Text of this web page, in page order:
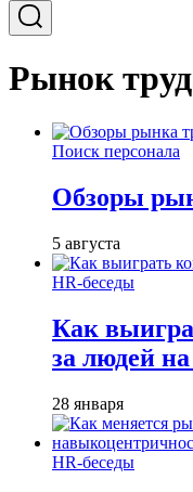
Рынок
Поиск персонала
Обзоры
5 августа
HR-беседы
Как
за людей
28 января
HR-беседы